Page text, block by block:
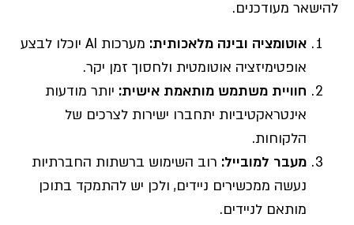
להישאר מעודכנים.
אוטומציה ובינה מלאכותית:
מערכות AI יוכלו לבצע
אופטימיזציה אוטומטית ולחסוך זמן יקר.
חוויית משתמש מותאמת אישית: יותר מודעות
אינטראקטיביות יתחברו ישירות לצרכים של
הלקוחות.
מעבר למובייל: רוב השימוש ברשתות החברתיות
נעשה ממכשירים ניידים, ולכן יש להתמקד בתוכן
מותאם לניידים.